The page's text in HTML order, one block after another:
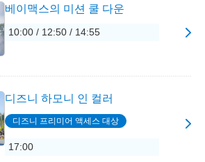
베이맥스의 미션 쿨 다운
10:00 / 12:50 / 14:55
디즈니 하모니 인 컬러
디즈니 프리미어 액세스 대상
17:00